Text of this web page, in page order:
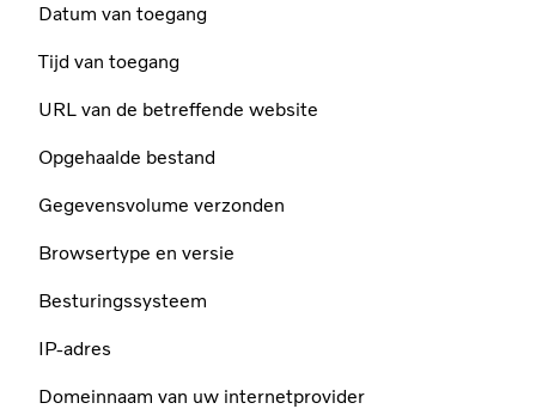
Datum van toegang
Tijd van toegang
URL van de betreffende website
Opgehaalde bestand
Gegevensvolume verzonden
Browsertype en versie
Besturingssysteem
IP-adres
Domeinnaam van uw internetprovider